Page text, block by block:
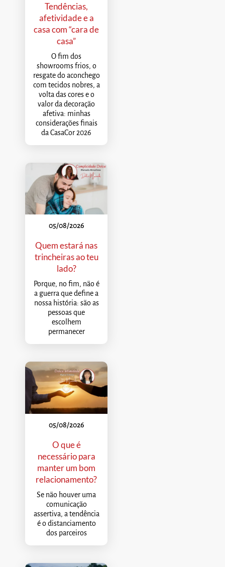
Tendências,
afetividade e a
casa com “cara de
casa”
O fim dos
showrooms frios, o
resgate do aconchego
com tecidos nobres, a
volta das cores e o
valor da decoração
afetiva: minhas
considerações finais
da CasaCor 2026
05/08/2026
Quem estará nas
trincheiras ao teu
lado?
Porque, no fim, não é
a guerra que define a
nossa história: são as
pessoas que
escolhem
permanecer
05/08/2026
O que é
necessário para
manter um bom
relacionamento?
Se não houver uma
comunicação
assertiva, a tendência
é o distanciamento
dos parceiros